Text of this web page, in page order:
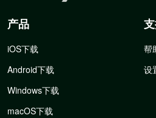
产品
iOS下载
Android下载
Windows下载
macOS下载
帮
设